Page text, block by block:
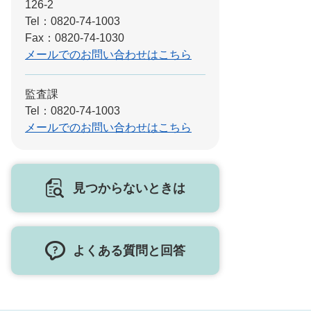
126-2
Tel：0820-74-1003
Fax：0820-74-1030
メールでのお問い合わせはこちら
監査課
Tel：0820-74-1003
メールでのお問い合わせはこちら
見つからないときは
よくある質問と回答